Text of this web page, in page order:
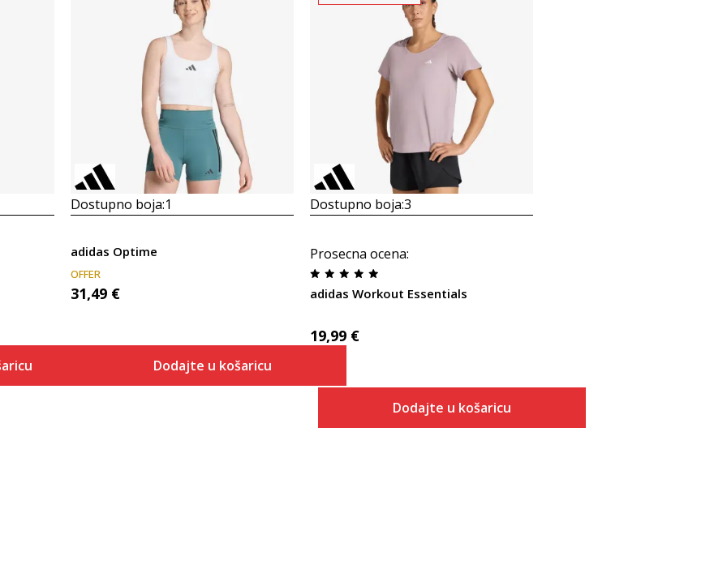
Dostupno boja:1
adidas Optime
OFFER
31,49 €
Dodajte u košaricu
Dostupno boja:3
Prosecna ocena:
adidas Workout Essentials
19,99 €
Dodajte u košaricu